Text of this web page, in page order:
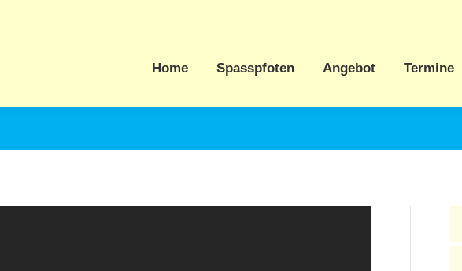
Home Spasspfoten Angebot Termine
Home Spasspfoten Angebot Termine